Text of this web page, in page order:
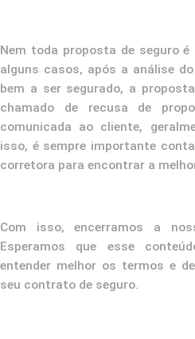
Nem toda proposta de seguro é
alguns casos, após a análise
bem a ser segurado, a
chamado de recusa de
comunicada ao cliente,
isso, é sempre importante
corretora para encontrar a
Com isso, encerramos a
Esperamos que esse
entender melhor os termos e
seu contrato de seguro.